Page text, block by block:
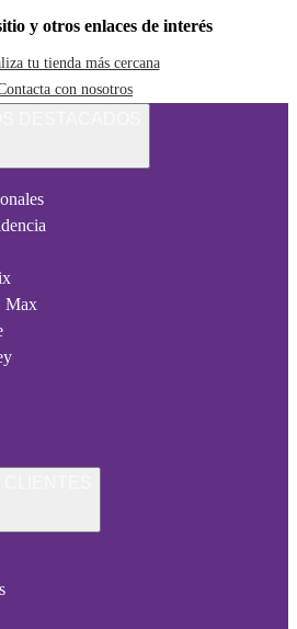
y otros enlaces de interés
tu tienda más cercana
con nosotros
Max